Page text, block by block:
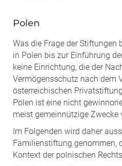
Polen
Was die Frage der Stiftungen
in Polen bis zur Einführung
keine Einrichtung, die der
Vermögensschutz nach dem
österreichischen
Polen ist eine nicht
meist gemeinnützige Zwecke
Im Folgenden wird daher
Familienstiftung genommen,
Kontext der polnischen